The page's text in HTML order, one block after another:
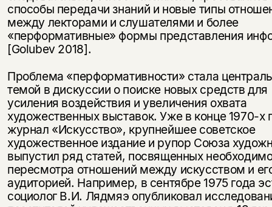
способы передачи знаний и новые типы
между лекторами и слушателями и более
«перформативные» формы представления
[Golubev 2018].
Проблема «перформативности» стала
темой в дискуссии о поиске новых средств для
усиления воздействия и увеличения охвата
художественных выставок. Уже в конце 1970-х
журнал «Искусство», крупнейшее советское
художественное издание и рупор Союза
выпустил ряд статей, посвященных
пересмотра отношений между искусством и
аудиторией. Например, в сентябре 1975 года
социолог В.И. Лядмяэ опубликовал